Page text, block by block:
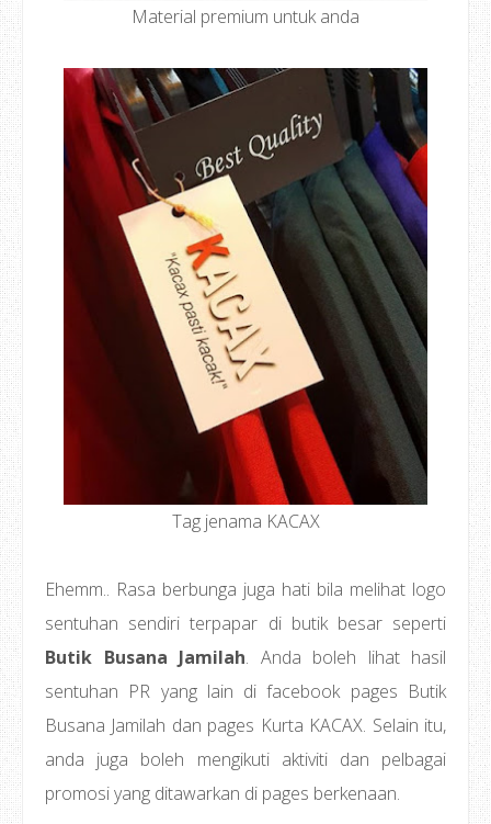
Material premium untuk anda
Tag jenama KACAX
Ehemm.. Rasa berbunga juga hati bila melihat logo
sentuhan sendiri terpapar di butik besar seperti
Butik Busana Jamilah. Anda boleh lihat hasil
sentuhan PR yang lain di facebook pages Butik
Busana Jamilah dan pages Kurta KACAX. Selain itu,
anda juga boleh mengikuti aktiviti dan pelbagai
promosi yang ditawarkan di pages berkenaan.